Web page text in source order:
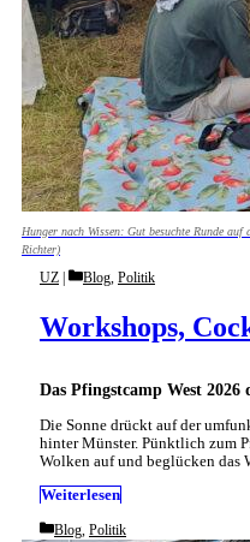
Hunger nach Wissen: Gut besuchte Runde
Richter)
Das Pfingstcamp West 2026
Workshops,
UZ Categories
Blog, Politik
Die Sonne drückt auf der
hinter Münster. Pünktlich zum
Wolken auf und beglücken das
Weiterlesen
Categories
Blog Politik